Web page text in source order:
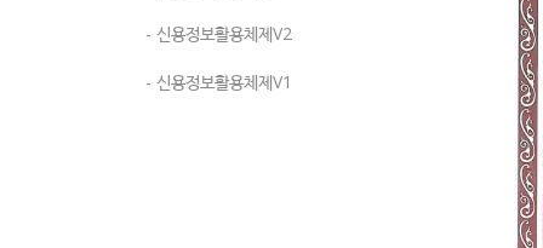
- 신용정보활용체제V2
- 신용정보활용체제V1